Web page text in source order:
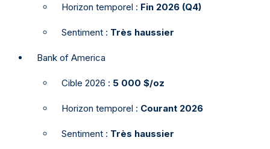
Horizon temporel : Fin 2026 (Q4)
Sentiment : Très haussier
Bank of America
Cible 2026 : 5 000 $/oz
Horizon temporel : Courant 2026
Sentiment : Très haussier